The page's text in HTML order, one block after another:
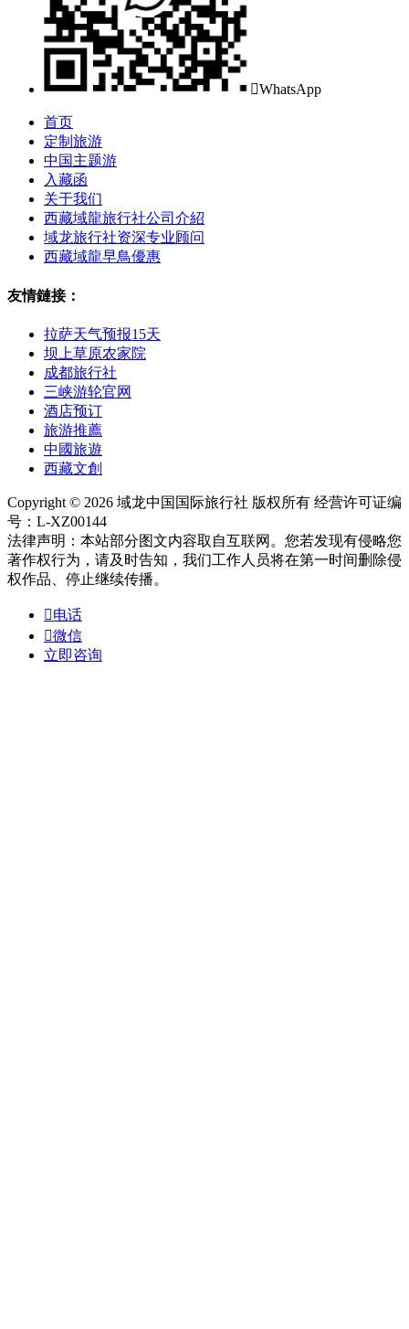
WhatsApp
首页
定制旅游
中国主题游
入藏函
关于我们
西藏域龍旅行社公司介紹
域龙旅行社资深专业顾问
西藏域龍早鳥優惠
友情鏈接：
拉萨天气预报15天
坝上草原农家院
成都旅行社
三峡游轮官网
酒店预订
旅游推薦
中國旅遊
西藏文創
Copyright © 2026 域龙中国国际旅行社 版权所有 经营许可证编
号：L-XZ00144
法律声明：本站部分图文内容取自互联网。您若发现有侵略您
著作权行为，请及时告知，我们工作人员将在第一时间删除侵
权作品、停止继续传播。
电话
微信
立即咨询